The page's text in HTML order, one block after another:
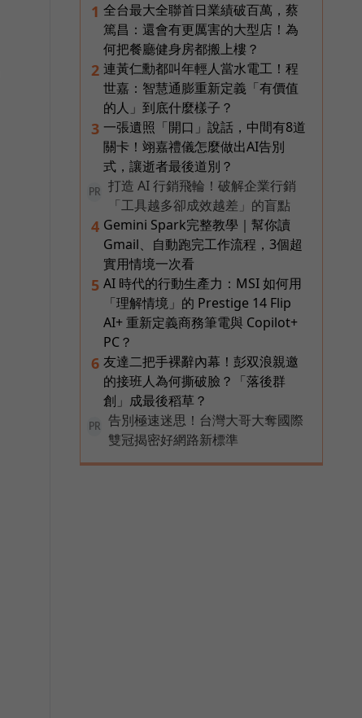
1 全台最大全聯首日業績破百萬，蔡
篤昌：還會有更厲害的大型店！為
何把餐廳健身房都搬上樓？
2 連黃仁勳都叫年輕人當水電工！程
世嘉：智慧通膨重新定義「有價值
的人」到底什麼樣子？
3 一張遺照「開口」說話，中間有8道
關卡！翊嘉禮儀怎麼做出AI告別
式，讓逝者最後道別？
PR
打造 AI 行銷飛輪！破解企業行銷
「工具越多卻成效越差」的盲點
4 Gemini Spark完整教學｜幫你讀
Gmail、自動跑完工作流程，3個超
實用情境一次看
5 AI 時代的行動生產力：MSI 如何用
「理解情境」的 Prestige 14 Flip
AI+ 重新定義商務筆電與 Copilot+
PC？
6 友達二把手裸辭內幕！彭双浪親邀
的接班人為何撕破臉？「落後群
創」成最後稻草？
PR
告別極速迷思！台灣大哥大奪國際
雙冠揭密好網路新標準